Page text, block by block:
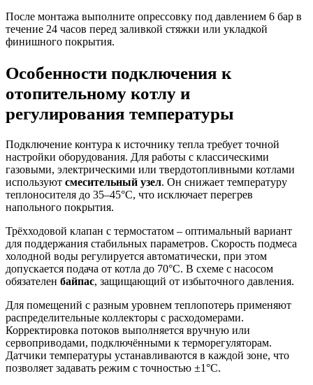
После монтажа выполните опрессовку под давлением 6 бар в
течение 24 часов перед заливкой стяжки или укладкой
финишного покрытия.
Особенности подключения к
отопительному котлу и
регулирования температуры
Подключение контура к источнику тепла требует точной
настройки оборудования. Для работы с классическими
газовыми, электрическими или твердотопливными котлами
используют смесительный узел. Он снижает температуру
теплоносителя до 35–45°C, что исключает перегрев
напольного покрытия.
Трёхходовой клапан с термостатом – оптимальный вариант
для поддержания стабильных параметров. Скорость подмеса
холодной воды регулируется автоматически, при этом
допускается подача от котла до 70°C. В схеме с насосом
обязателен байпас, защищающий от избыточного давления.
Для помещений с разным уровнем теплопотерь применяют
распределительные коллекторы с расходомерами.
Корректировка потоков выполняется вручную или
сервоприводами, подключёнными к терморегуляторам.
Датчики температуры устанавливаются в каждой зоне, что
позволяет задавать режим с точностью ±1°C.